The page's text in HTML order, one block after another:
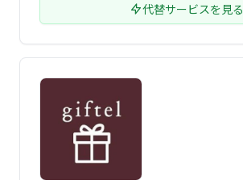
代替サービスを見る